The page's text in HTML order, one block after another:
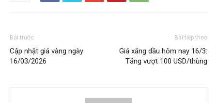
Bài trước
Cập nhật giá vàng ngày
16/03/2026
Bài tiếp theo
Giá xăng dầu hôm nay 16/3:
Tăng vượt 100 USD/thùng